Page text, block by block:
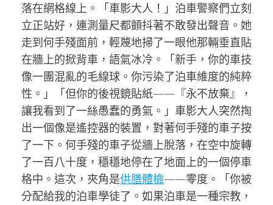
落在網格線上。「車影大人！」泊車警察們立刻
立正站好，連測量尺都顫抖著不敢發出聲音。她
走到何手殘面前，輕蔑地掃了一眼他那輛垂直貼
在牆上的掀背車，語氣冰冷。「新手，你的車技
像一團混亂的毛線球。你污染了泊車維度的純粹
性。」「但你的後視鏡貼紙——『永不放棄』，
讓我看到了一絲愚蠢的勇氣。」車影大人突然掏
出一個像是遙控器的裝置，對著何手殘的車子按
了一下。何手殘的車子從牆上脫落，在空中旋轉
了一百八十度，穩穩地停在了地面上的一個停車
格中。這次，夾角是供膳體檢——零度。「你被
分配給我的泊車學徒了。如果泊車是一種宗教，